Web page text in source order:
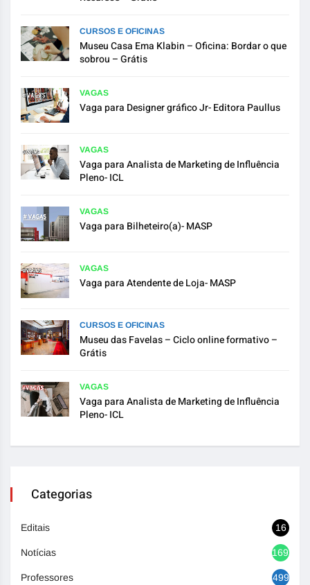
CURSOS E OFICINAS
Museu Casa Ema Klabin – Oficina: Bordar o que
sobrou – Grátis
VAGAS
Vaga para Designer gráfico Jr- Editora Paullus
VAGAS
Vaga para Analista de Marketing de Influência
Pleno- ICL
VAGAS
Vaga para Bilheteiro(a)- MASP
VAGAS
Vaga para Atendente de Loja- MASP
CURSOS E OFICINAS
Museu das Favelas – Ciclo online formativo –
Grátis
VAGAS
Vaga para Analista de Marketing de Influência
Pleno- ICL
Categorias
Editais 16
Notícias 1693
Professores 499